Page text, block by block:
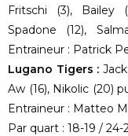
Fritschi (3), Bailey
Spadone (12),
Entraineur : Patrick
Lugano Tigers :
Aw (16), Nikolic (20)
Entraineur : Matteo
Par quart : 18-19 / 24-